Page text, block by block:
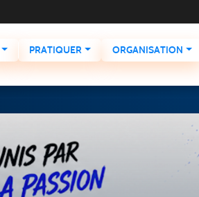
PRATIQUER ORGANISATION